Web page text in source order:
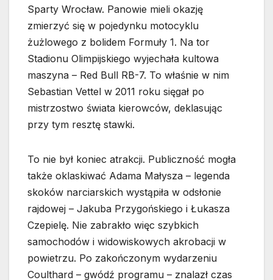
Sparty Wrocław. Panowie mieli okazję
zmierzyć się w pojedynku motocyklu
żużlowego z bolidem Formuły 1. Na tor
Stadionu Olimpijskiego wyjechała kultowa
maszyna – Red Bull RB-7. To właśnie w nim
Sebastian Vettel w 2011 roku sięgał po
mistrzostwo świata kierowców, deklasując
przy tym resztę stawki.
To nie był koniec atrakcji. Publiczność mogła
także oklaskiwać Adama Małysza – legenda
skoków narciarskich wystąpiła w odsłonie
rajdowej – Jakuba Przygońskiego i Łukasza
Czepielę. Nie zabrakło więc szybkich
samochodów i widowiskowych akrobacji w
powietrzu. Po zakończonym wydarzeniu
Coulthard – gwódź programu – znalazł czas